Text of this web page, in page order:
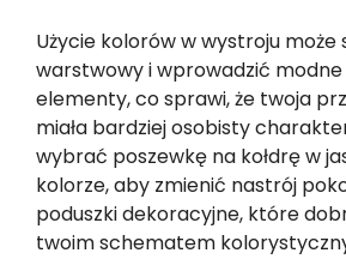
Użycie kolorów w wystroju
warstwowy i wprowadzić
elementy, co sprawi, że twoja
miała bardziej osobisty
wybrać poszewkę na kołdrę w
kolorze, aby zmienić nastrój
poduszki dekoracyjne, które
twoim schematem